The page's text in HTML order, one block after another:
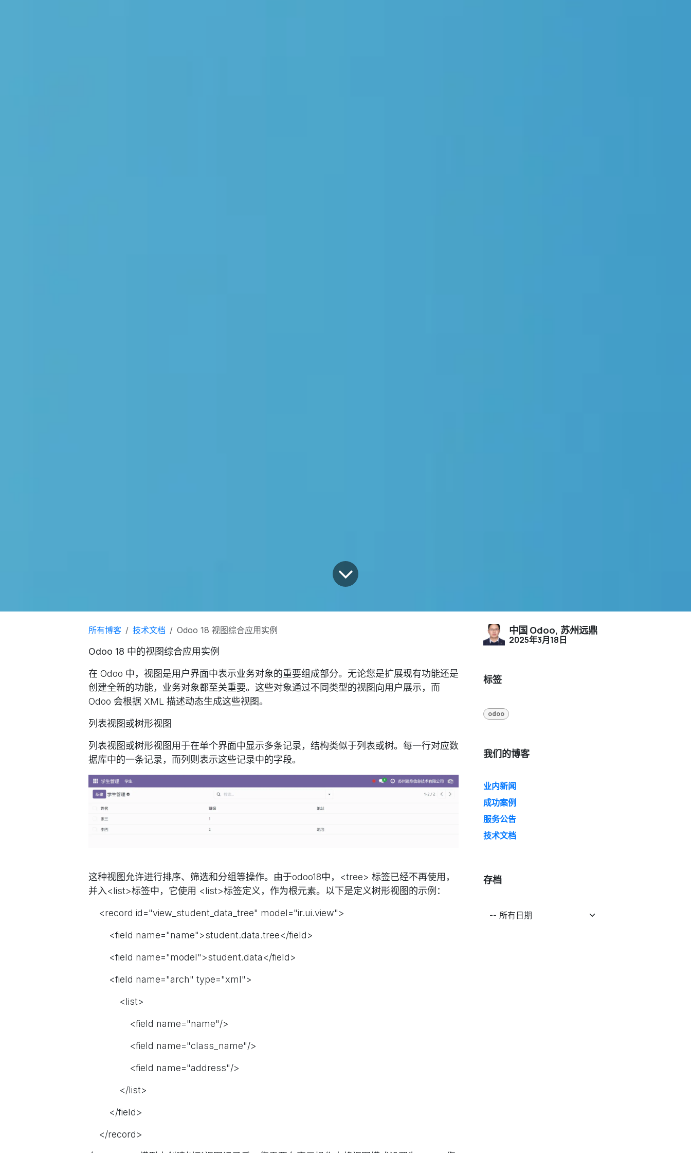
所有博客 技术文档 Odoo 18 视图综合应用实例
Odoo 18 中的视图综合应用实例
在 Odoo 中，视图是用户界面中表示业务对象的重要组成部分。无论您是扩展现有功能还是
创建全新的功能，业务对象都至关重要。这些对象通过不同类型的视图向用户展示，而
Odoo 会根据 XML 描述动态生成这些视图。
列表视图或树形视图
列表视图或树形视图用于在单个界面中显示多条记录，结构类似于列表或树。每一行对应数
据库中的一条记录，而列则表示这些记录中的字段。
这种视图允许进行排序、筛选和分组等操作。由于odoo18中，<tree> 标签已经不再使用，
并入<list>标签中，它使用 <list>标签定义，作为根元素。以下是定义树形视图的示例：
<record id="view_student_data_tree" model="ir.ui.view">
<field name="name">student.data.tree</field>
<field name="model">student.data</field>
<field name="arch" type="xml">
<list>
<field name="name"/>
<field name="class_name"/>
<field name="address"/>
</list>
</field>
</record>
中国 Odoo, 苏州远鼎
2025年3月18日
标签
odoo
我们的博客
业内新闻
成功案例
服务公告
技术文档
存档